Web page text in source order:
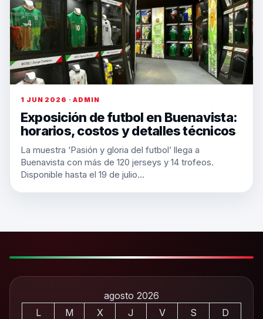
1 JUN 2026 · ADMIN
Exposición de futbol en Buenavista:
horarios, costos y detalles técnicos
La muestra ‘Pasión y gloria del futbol’ llega a
Buenavista con más de 120 jerseys y 14 trofeos.
Disponible hasta el 19 de julio…
agosto 2026
L
M X J V S
D